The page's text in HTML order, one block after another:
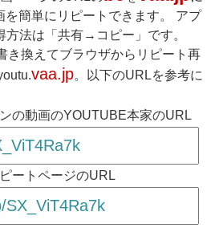
簡単にリピートできます。 アプ
方法は「共有→コピー」です。
き換えてブラウザからリピート再
vaa.jp。以下のURLを参考に
の動画のYOUTUBE本家のURL
ートページのURL